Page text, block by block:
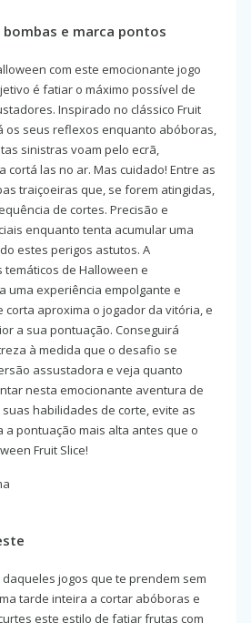
e marca pontos
com este emocionante jogo
é fatiar o máximo possível de
Inspirado no clássico Fruit
os seus reflexos enquanto abóboras,
sinistras voam pelo ecrã,
cortá las no ar. Mas cuidado! Entre as
traiçoeiras que, se forem atingidas,
de cortes. Precisão e
enquanto tenta acumular uma
estes perigos astutos. A
temáticos de Halloween e
uma experiência empolgante e
aproxima o jogador da vitória, e
a sua pontuação. Conseguirá
à medida que o desafio se
assustadora e veja quanto
nesta emocionante aventura de
habilidades de corte, evite as
pontuação mais alta antes que o
Fruit Slice!
daqueles jogos que te prendem sem
tarde inteira a cortar abóboras e
este estilo de fatiar frutas com